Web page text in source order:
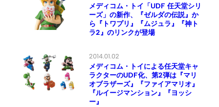
メディコム・トイ「UDF 任天堂シリ
ーズ」の新作、『ゼルダの伝説』か
ら『トワプリ』『ムジュラ』『神ト
ラ2』のリンクが登場
2014.01.02
メディコム・トイによる任天堂キャ
ラクターのUDF化、第2弾は『マリ
オブラザーズ』『ファイアマリオ』
『ルイージマンション』『ヨッシ
ー』